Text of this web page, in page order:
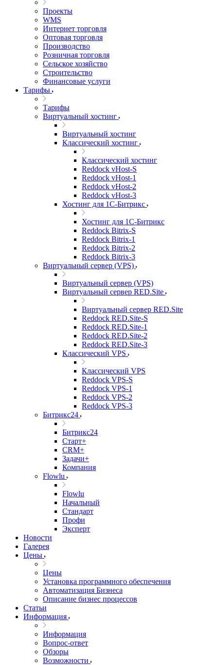
Проекты
WMS
Интернет торговля
Оптовая торговля
Производство
Розничная торговля
Сельское хозяйство
Строительство
Финансовые услуги
Тарифы
Тарифы
Виртуальный хостинг
Виртуальный хостинг
Классический хостинг
Классический хостинг
Reddock vHost-S
Reddock vHost-1
Reddock vHost-2
Reddock vHost-3
Хостинг для 1С-Битрикс
Хостинг для 1С-Битрикс
Reddock Bitrix-S
Reddock Bitrix-1
Reddock Bitrix-2
Reddock Bitrix-3
Виртуальный сервер (VPS)
Виртуальный сервер (VPS)
Виртуальный сервер RED.Site
Виртуальный сервер RED.Site
Reddock RED.Site-S
Reddock RED.Site-1
Reddock RED.Site-2
Reddock RED.Site-3
Классический VPS
Классический VPS
Reddock VPS-S
Reddock VPS-1
Reddock VPS-2
Reddock VPS-3
Битрикс24
Битрикс24
Старт+
CRM+
Задачи+
Компания
Flowlu
Flowlu
Начальный
Стандарт
Профи
Эксперт
Новости
Галерея
Цены
Цены
Установка программного обеспечения
Автоматизация Бизнеса
Описание бизнес процессов
Статьи
Информация
Информация
Вопрос-ответ
Обзоры
Возможности